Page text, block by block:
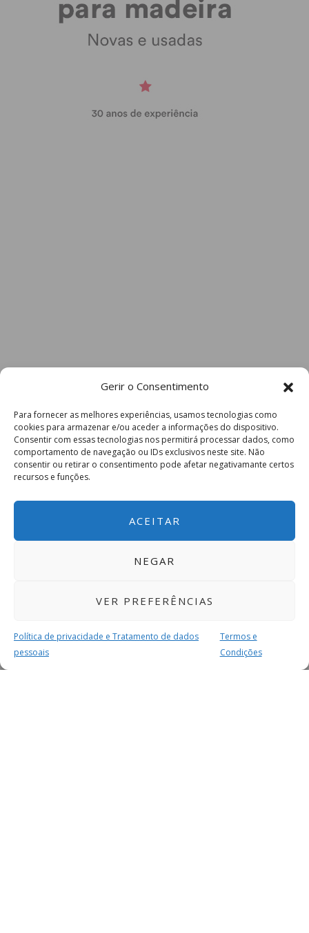
Gerir o Consentimento
Para fornecer as melhores experiências, usamos tecnologias como
cookies para armazenar e/ou aceder a informações do dispositivo.
Consentir com essas tecnologias nos permitirá processar dados, como
comportamento de navegação ou IDs exclusivos neste site. Não
consentir ou retirar o consentimento pode afetar negativamante certos
recursos e funções.
ACEITAR
NEGAR
VER PREFERÊNCIAS
Política de privacidade e Tratamento de dados
pessoais
Termos e
Condições